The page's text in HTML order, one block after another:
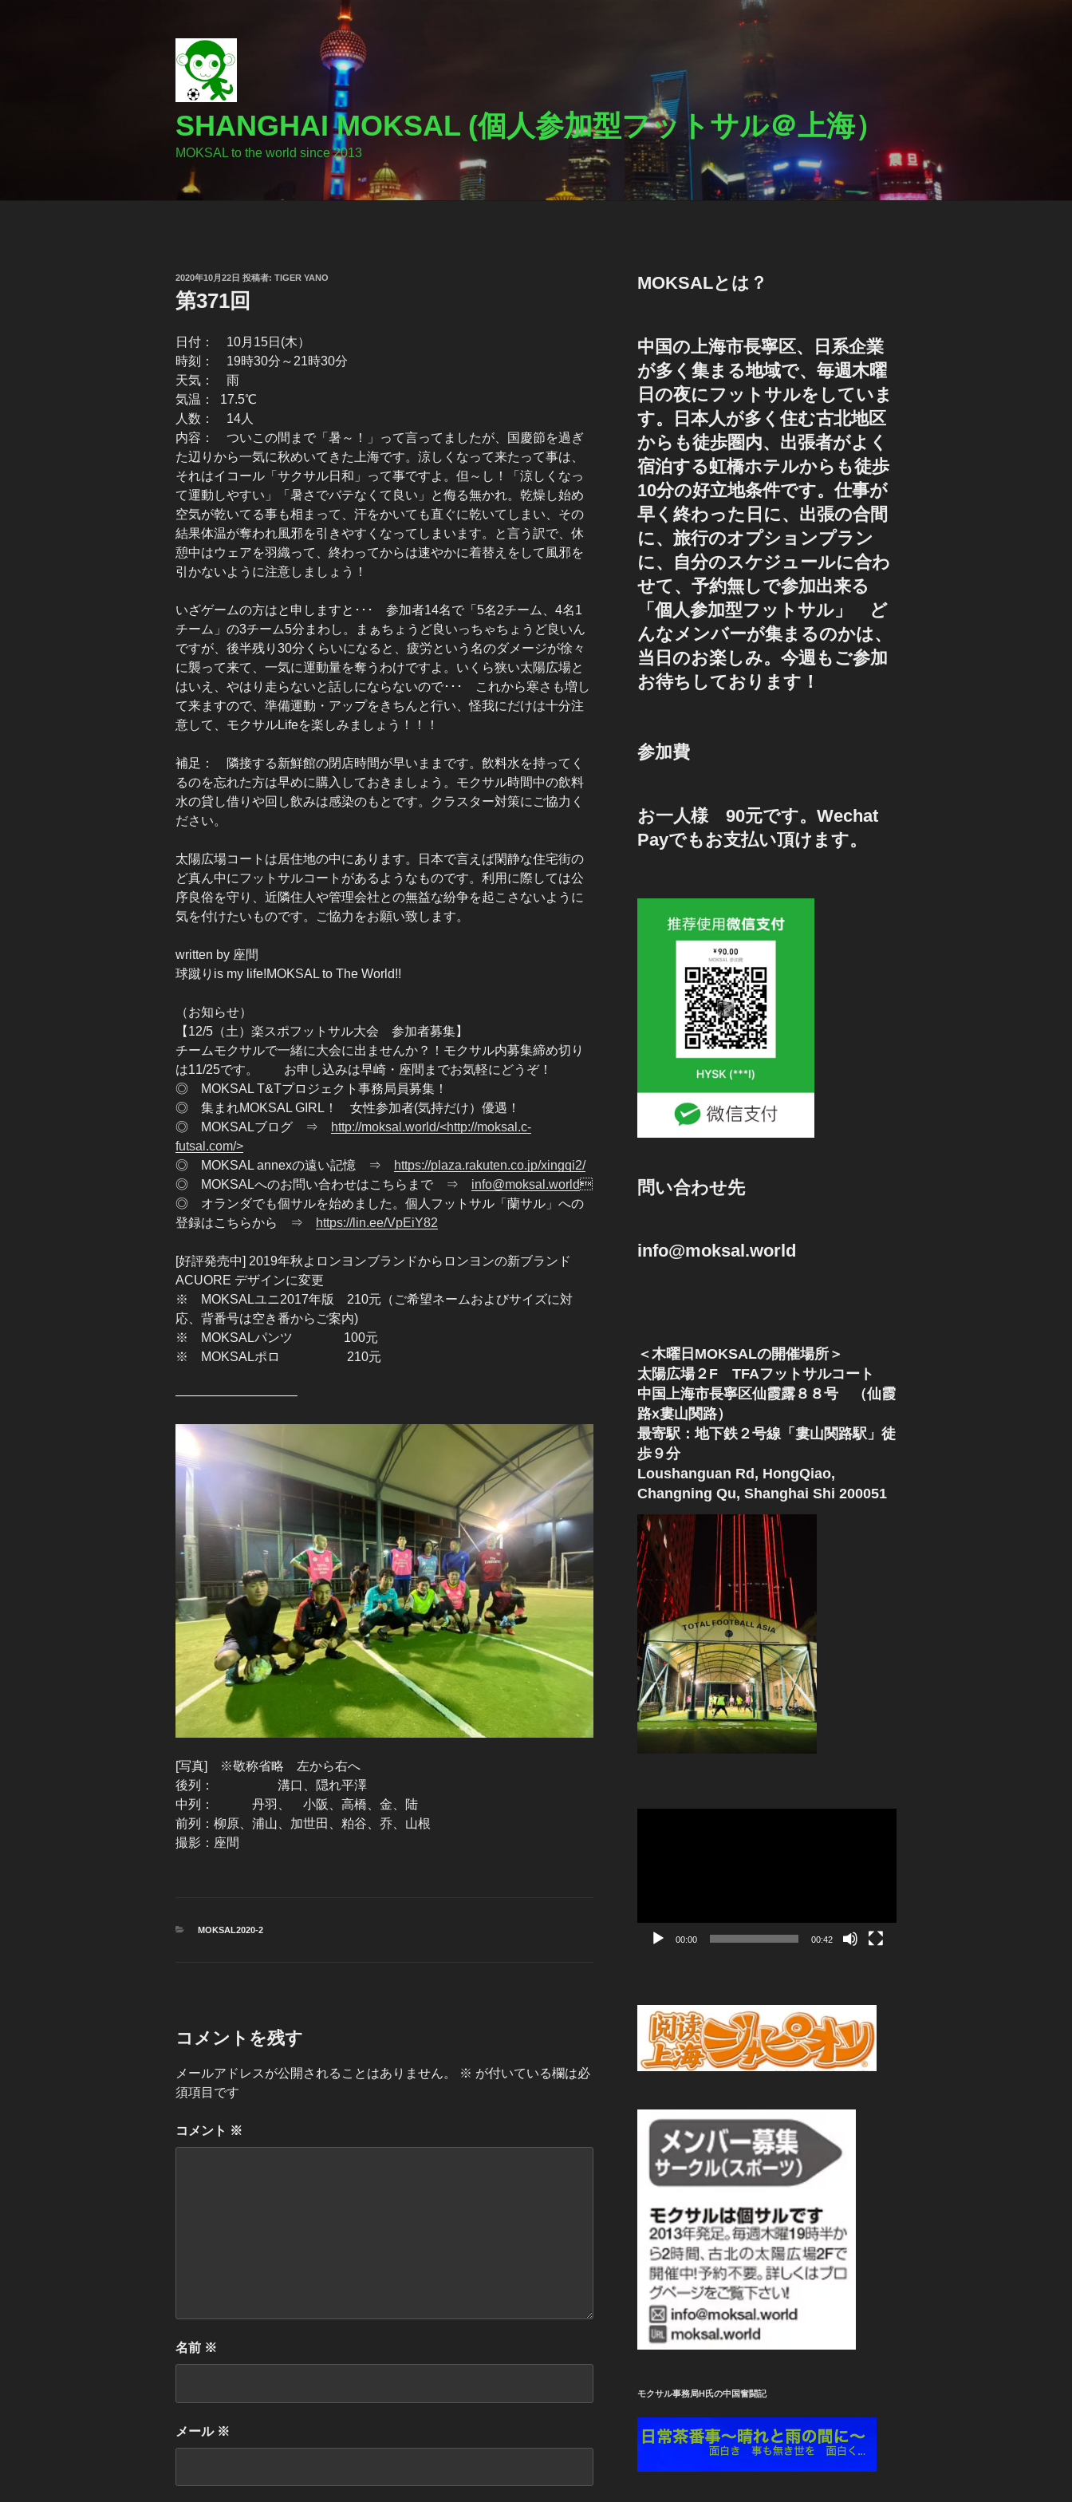
SHANGHAI MOKSAL (個人参加型フットサル＠上海）
MOKSAL to the world since 2013
投
稿
日:
2020年10月22日 投稿者: TIGER YANO
第371回
日付： 10月15日(木）
時刻： 19時30分～21時30分
天気： 雨
気温： 17.5℃
人数： 14人
内容： ついこの間まで「暑～！」って言ってましたが、国慶節を過ぎ
た辺りから一気に秋めいてきた上海です。涼しくなって来たって事は、
それはイコール「サクサル日和」って事ですよ。但～し！「涼しくなっ
て運動しやすい」「暑さでバテなくて良い」と侮る無かれ。乾燥し始め
空気が乾いてる事も相まって、汗をかいても直ぐに乾いてしまい、その
結果体温が奪われ風邪を引きやすくなってしまいます。と言う訳で、休
憩中はウェアを羽織って、終わってからは速やかに着替えをして風邪を
引かないように注意しましょう！
いざゲームの方はと申しますと･･･ 参加者14名で「5名2チーム、4名1
チーム」の3チーム5分まわし。まぁちょうど良いっちゃちょうど良いん
ですが、後半残り30分くらいになると、疲労という名のダメージが徐々
に襲って来て、一気に運動量を奪うわけですよ。いくら狭い太陽広場と
はいえ、やはり走らないと話しにならないので･･･ これから寒さも増し
て来ますので、準備運動・アップをきちんと行い、怪我にだけは十分注
意して、モクサルLifeを楽しみましょう！！！
補足： 隣接する新鮮館の閉店時間が早いままです。飲料水を持ってく
るのを忘れた方は早めに購入しておきましょう。モクサル時間中の飲料
水の貸し借りや回し飲みは感染のもとです。クラスター対策にご協力く
ださい。
太陽広場コートは居住地の中にあります。日本で言えば閑静な住宅街の
ど真ん中にフットサルコートがあるようなものです。利用に際しては公
序良俗を守り、近隣住人や管理会社との無益な紛争を起こさないように
気を付けたいものです。ご協力をお願い致します。
written by 座間
球蹴りis my life!MOKSAL to The World!!
（お知らせ）
【12/5（土）楽スポフットサル大会 参加者募集】
チームモクサルで一緒に大会に出ませんか？！モクサル内募集締め切り
は11/25です。 お申し込みは早崎・座間までお気軽にどうぞ！
◎ MOKSAL T&Tプロジェクト事務局員募集！
◎ 集まれMOKSAL GIRL！ 女性参加者(気持だけ）優遇！
◎ MOKSALブログ ⇒
http://moksal.world/<http://moksal.c-
futsal.com/>
◎ MOKSAL annexの遠い記憶 ⇒
https://plaza.rakuten.co.jp/xingqi2/
◎ MOKSALへのお問い合わせはこちらまで ⇒ info@moksal.world
◎ オランダでも個サルを始めました。個人フットサル「蘭サル」への
登録はこちらから ⇒
https://lin.ee/VpEiY82
[好評発売中] 2019年秋よロンヨンブランドからロンヨンの新ブランド
ACUORE デザインに変更
※ MOKSALユニ2017年版 210元（ご希望ネームおよびサイズに対
応、背番号は空き番からご案内)
※ MOKSALパンツ 100元
※ MOKSALポロ 210元
—————————–
[写真] ※敬称省略 左から右へ
後列： 溝口、隠れ平澤
中列： 丹羽、 小阪、高橋、金、陆
前列：柳原、浦山、加世田、粕谷、乔、山根
撮影：座間
カ
MOKSAL2020-2
コメントを残す
メールアドレスが公開されることはありません。 ※ が付いている欄は必
須項目です
コメント ※
名前 ※
メール ※
MOKSALとは？
中国の上海市長寧区、日系企業
が多く集まる地域で、毎週木曜
日の夜にフットサルをしていま
す。日本人が多く住む古北地区
からも徒歩圏内、出張者がよく
宿泊する虹橋ホテルからも徒歩
10分の好立地条件です。仕事が
早く終わった日に、出張の合間
に、旅行のオプションプラン
に、自分のスケジュールに合わ
せて、予約無しで参加出来る
「個人参加型フットサル」 ど
んなメンバーが集まるのかは、
当日のお楽しみ。今週もご参加
お待ちしております！
参加費
お一人様 90元です。Wechat
Payでもお支払い頂けます。
問い合わせ先
info@moksal.world
＜木曜日MOKSALの開催場所＞
太陽広場２F TFAフットサルコート
中国上海市長寧区仙霞露８８号 （仙霞
路x婁山関路）
最寄駅：地下鉄２号線「婁山関路駅」徒
歩９分
Loushanguan Rd, HongQiao,
Changning Qu, Shanghai Shi 200051
ー
00:00 00:42
モクサル事務局H氏の中国奮闘記